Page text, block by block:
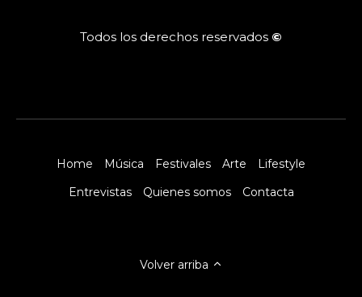
Todos los derechos reservados ©
Home Música Festivales Arte
Lifestyle
Entrevistas
Quienes somos Contacta
Volver arriba